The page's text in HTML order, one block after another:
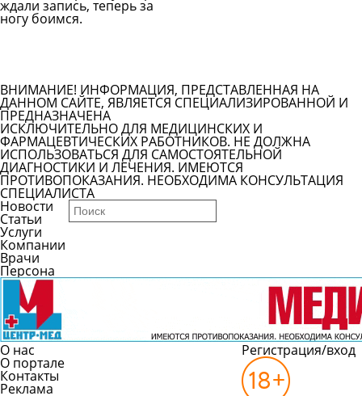
ждали запись, теперь за
ногу боимся.
ВНИМАНИЕ! ИНФОРМАЦИЯ, ПРЕДСТАВЛЕННАЯ НА
ДАННОМ САЙТЕ, ЯВЛЯЕТСЯ СПЕЦИАЛИЗИРОВАННОЙ И
ПРЕДНАЗНАЧЕНА
ИСКЛЮЧИТЕЛЬНО ДЛЯ МЕДИЦИНСКИХ И
ФАРМАЦЕВТИЧЕСКИХ РАБОТНИКОВ. НЕ ДОЛЖНА
ИСПОЛЬЗОВАТЬСЯ ДЛЯ САМОСТОЯТЕЛЬНОЙ
ДИАГНОСТИКИ И ЛЕЧЕНИЯ. ИМЕЮТСЯ
ПРОТИВОПОКАЗАНИЯ. НЕОБХОДИМА КОНСУЛЬТАЦИЯ
СПЕЦИАЛИСТА
Новости
Статьи
Услуги
Компании
Врачи
Персона
О нас
О портале
Контакты
Реклама
Регистрация/вход